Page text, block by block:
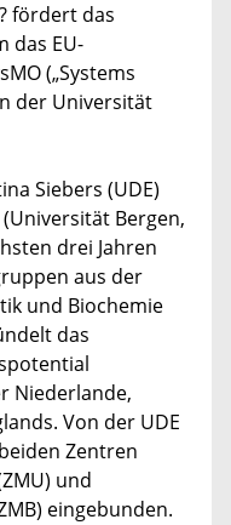
fördert das
das EU-
(„Systems
der Universität
Siebers (UDE)
Bergen,
drei Jahren
aus der
und Biochemie
das
Niederlande,
Von der UDE
Zentren
und
eingebunden.